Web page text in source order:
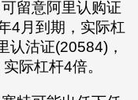
留意阿里认购证
4月到期，实际杠
认沽证(20584)，
际杠杆4倍。